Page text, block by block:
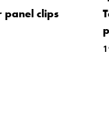
panel clips